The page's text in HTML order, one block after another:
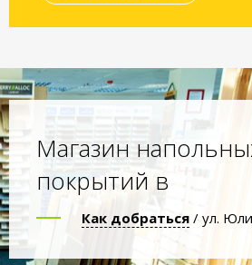
Магазин
покрытий в
Как добраться / ул.